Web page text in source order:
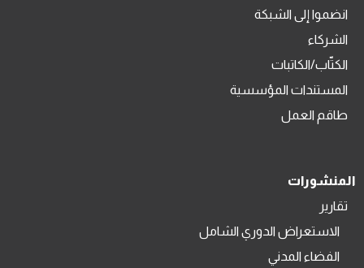
انضموا إلى الشبكة
الشركاء
الكتّاب/الكاتبات
المستندات المؤسسية
طاقم العمل
المنشورات
تقارير
الاستعراض الدوري الشامل
الفضاء المدني